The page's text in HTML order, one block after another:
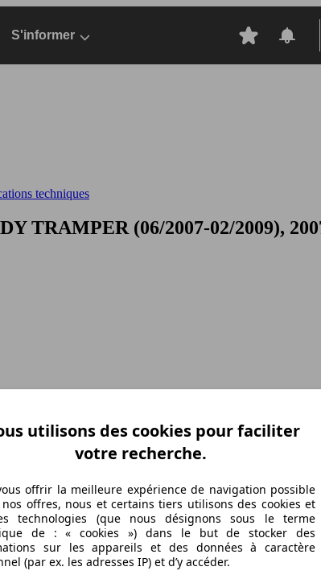
S'informer
techniques
TRAMPER (06/2007-02/2009),
Puissance A-ZPuissance Z-AØ Consommation A-ZØ
Puissance Ø Consommation
77 KW (105 PS) 6.1 l/100km
utilisons des cookies pour faciliter
votre recherche.
offrir la meilleure expérience de navigation possible
offres, nous et certains tiers utilisons des cookies et
technologies (que nous désignons sous le terme
de : « cookies ») dans le but de stocker des
sur les appareils et des données à caractère
(par ex. les adresses IP) et d’y accéder.